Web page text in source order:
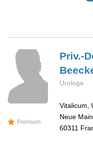
Premium
Priv.-
Urologe
Vitalicum,
Neue
60311